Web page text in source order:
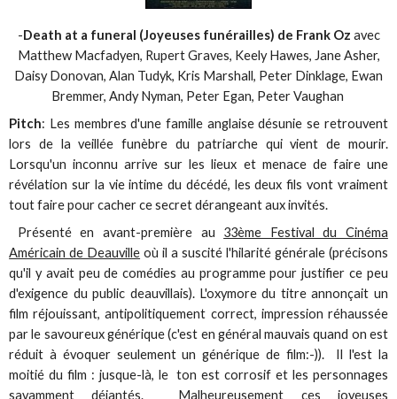
-Death at a funeral (Joyeuses funérailles) de Frank Oz avec
Matthew Macfadyen, Rupert Graves, Keely Hawes, Jane Asher,
Daisy Donovan, Alan Tudyk, Kris Marshall, Peter Dinklage, Ewan
Bremmer, Andy Nyman, Peter Egan, Peter Vaughan
Pitch: Les membres d'une famille anglaise désunie se retrouvent
lors de la veillée funèbre du patriarche qui vient de mourir.
Lorsqu'un inconnu arrive sur les lieux et menace de faire une
révélation sur la vie intime du décédé, les deux fils vont vraiment
tout faire pour cacher ce secret dérangeant aux invités.
Présenté en avant-première au 33ème Festival du Cinéma
Américain de Deauville où il a suscité l'hilarité générale (précisons
qu'il y avait peu de comédies au programme pour justifier ce peu
d'exigence du public deauvillais). L'oxymore du titre annonçait un
film réjouissant, antipolitiquement correct, impression réhaussée
par le savoureux générique (c'est en général mauvais quand on est
réduit à évoquer seulement un générique de film:-)). Il l'est la
moitié du film : jusque-là, le ton est corrosif et les personnages
savamment déjantés. Malheureusement ces joyeuses